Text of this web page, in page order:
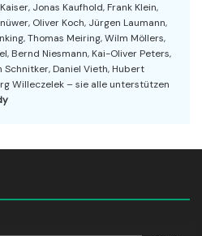
Jonas Kaufhold, Frank Klein,
Oliver Koch, Jürgen Laumann,
Thomas Meiring, Wilm Möllers,
Bernd Niesmann, Kai-Oliver Peters,
Schnitker, Daniel Vieth, Hubert
Willeczelek – sie alle unterstützen